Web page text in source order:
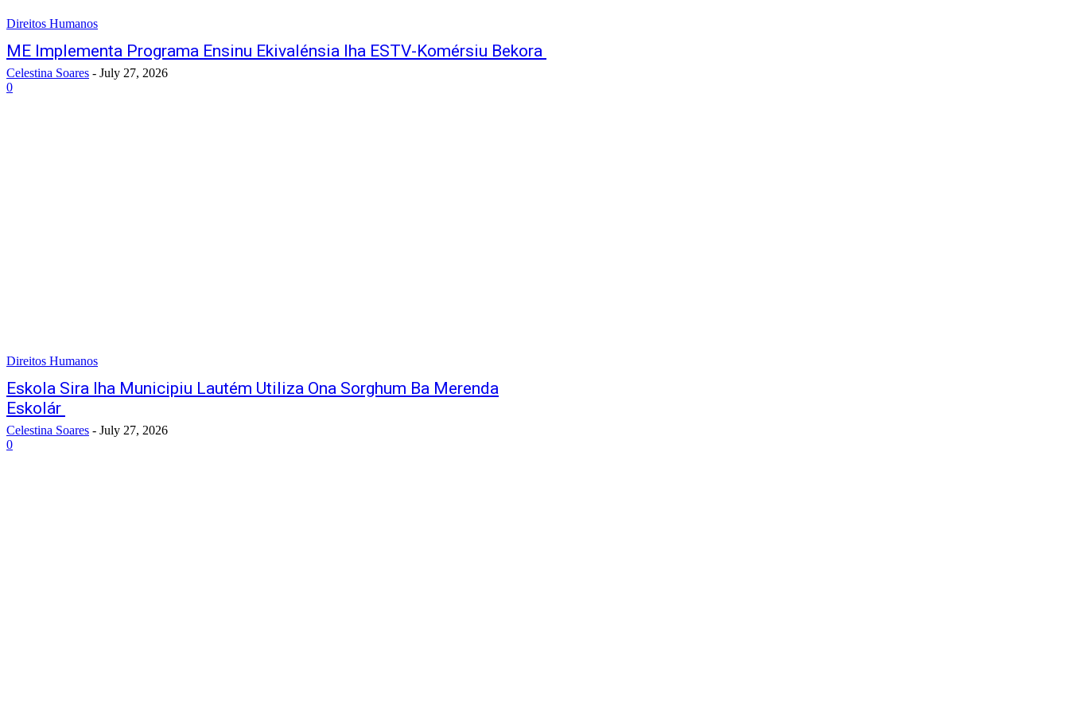
Direitos Humanos
ME Implementa Programa Ensinu Ekivalénsia Iha ESTV-Komérsiu Bekora
Celestina Soares - July 27, 2026
0
Direitos Humanos
Eskola Sira Iha Municipiu Lautém Utiliza Ona Sorghum Ba Merenda
Eskolár
Celestina Soares - July 27, 2026
0